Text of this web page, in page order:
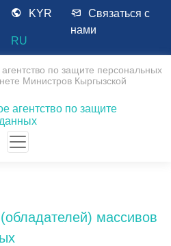
KYR
RU
Связаться с
нами
по защите персональных
Министров Кыргызской
агентство по защите
массивов